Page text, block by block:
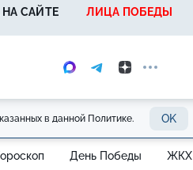
НА САЙТЕ ЛИЦА ПОБЕДЫ
в данной Политике. OK
День Победы ЖКХ